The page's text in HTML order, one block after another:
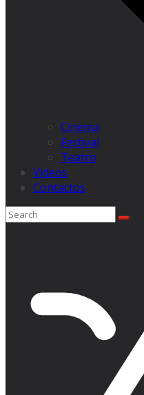
Cinema
Festival
Teatro
Videos
Contactos